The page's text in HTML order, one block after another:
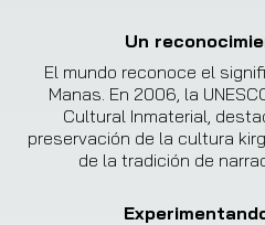
Un
El mundo reconoce el
Manas. En 2006, la
Cultural Inmaterial,
preservación de la cultura
de la tradición de